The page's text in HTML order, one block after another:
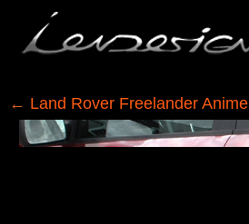
← Land Rover Freelander Anime